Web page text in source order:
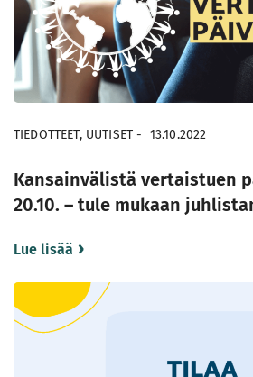
TIEDOTTEET, UUTISET - 13.10.2022
Kansainvälistä vertaistuen
20.10. – tule mukaan
Lue lisää